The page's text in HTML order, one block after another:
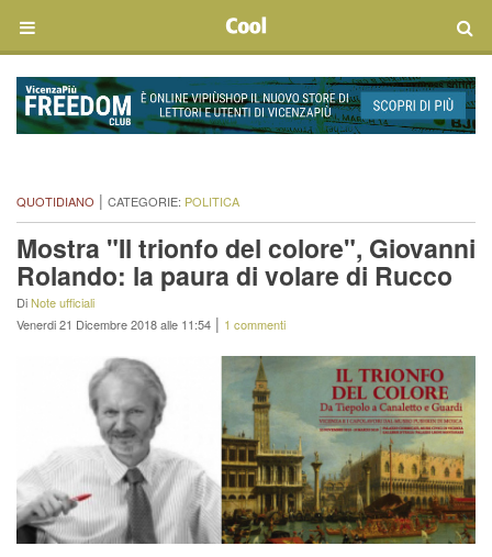
QUOTIDIANO | CATEGORIE: POLITICA
Mostra "Il trionfo del colore", Giovanni
Rolando: la paura di volare di Rucco
DiNote ufficiali
Venerdi 21 Dicembre 2018 alle 11:54 | 1 commenti